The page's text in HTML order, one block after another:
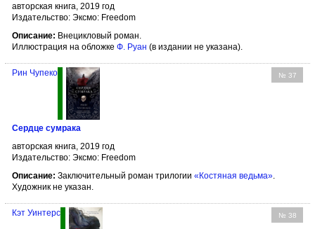
авторская книга, 2019 год
Издательство: Эксмо: Freedom
Описание: Внецикловый роман.
Иллюстрация на обложке Ф. Руан (в издании не указана).
№ 37
Рин Чупеко
Сердце сумрака
авторская книга, 2019 год
Издательство: Эксмо: Freedom
Описание: Заключительный роман трилогии «Костяная ведьма».
Художник не указан.
№ 38
Кэт Уинтерс